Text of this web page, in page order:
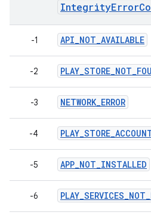
-1 API_NOT_AVAILABLE
-2
-3 NETWORK_ERROR
-4
-5 APP_NOT_INSTALLED
-6